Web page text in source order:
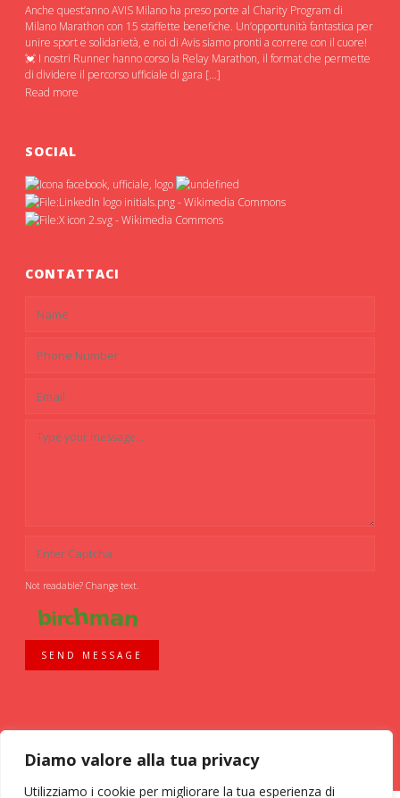
Diamo valore alla tua privacy
Utilizziamo i cookie per migliorare la tua esperienza di
Anche quest’anno AVIS Milano ha preso porte al Charity Program di
Milano Marathon con 15 staffette benefiche. Un’opportunità fantastica per
unire sport e solidarietà, e noi di Avis siamo pronti a correre con il cuore!
💓 I nostri Runner hanno corso la Relay Marathon, il format che permette
di dividere il percorso ufficiale di gara […]
Read more
SOCIAL
CONTATTACI
Not readable? Change text.
SEND MESSAGE